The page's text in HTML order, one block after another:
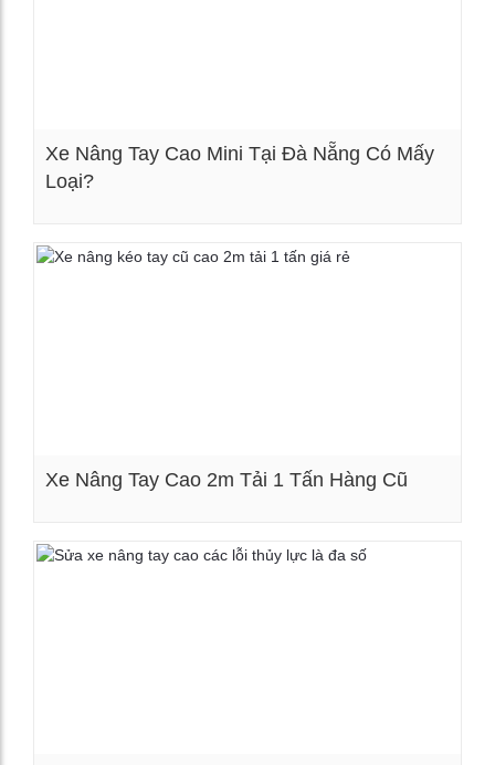
Xe Nâng Tay Cao Mini Tại Đà Nẵng Có Mấy
Loại?
Xe Nâng Tay Cao 2m Tải 1 Tấn Hàng Cũ